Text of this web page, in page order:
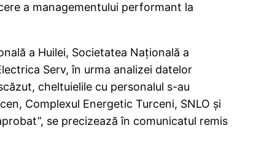
a managementului performant la
a Huilei, Societatea Naţională a
Serv, în urma analizei datelor
cheltuielile cu personalul s-au
Complexul Energetic Turceni, SNLO şi
se precizează în comunicatul remis